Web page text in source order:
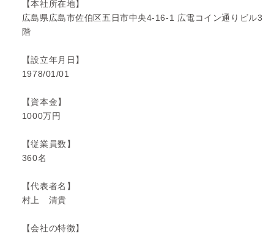
【本社所在地】
広島県広島市佐伯区五日市中央4-16-1 広電コイン通りビル3
階
【設立年月日】
1978/01/01
【資本金】
1000万円
【従業員数】
360名
【代表者名】
村上 清貴
【会社の特徴】